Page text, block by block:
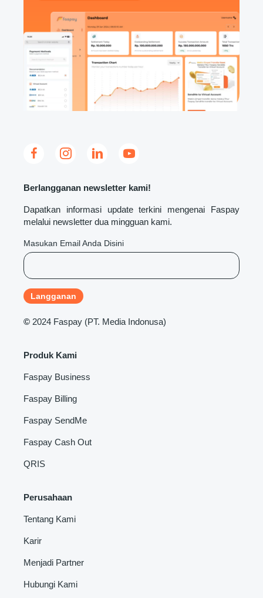
Berlangganan newsletter kami!
Dapatkan informasi update terkini mengenai Faspay
melalui newsletter dua mingguan kami.
Masukan Email Anda Disini
© 2024 Faspay (PT. Media Indonusa)
Produk Kami
Faspay Business
Faspay Billing
Faspay SendMe
Faspay Cash Out
QRIS
Perusahaan
Tentang Kami
Karir
Menjadi Partner
Hubungi Kami